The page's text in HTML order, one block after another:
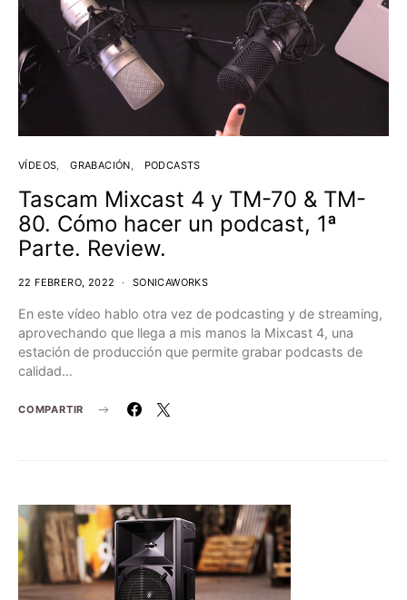
VÍDEOS GRABACIÓN PODCASTS
Tascam Mixcast 4 y TM-70 & TM-
80. Cómo hacer un podcast, 1ª
Parte. Review.
22 FEBRERO, 2022 SONICAWORKS
En este vídeo hablo otra vez de podcasting y de streaming,
aprovechando que llega a mis manos la Mixcast 4, una
estación de producción que permite grabar podcasts de
calidad…
COMPARTIR